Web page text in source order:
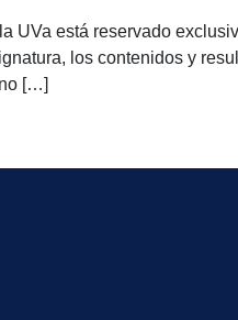
UVa está reservado
los contenidos y
[…]